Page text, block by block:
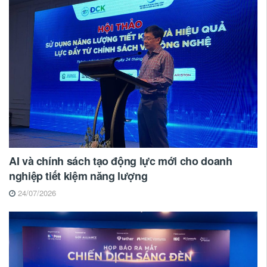
AI và chính sách tạo động lực mới cho doanh
nghiệp tiết kiệm năng lượng
24/07/2026